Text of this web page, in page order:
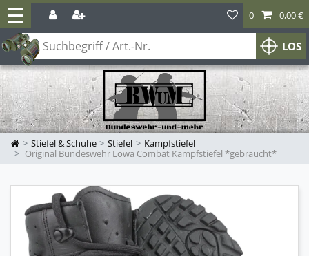
☰
LOS
0 0,00 €
Stiefel & Schuhe Stiefel
Kampfstiefel
Original Bundeswehr Lowa Combat Kampfstiefel *gebraucht*